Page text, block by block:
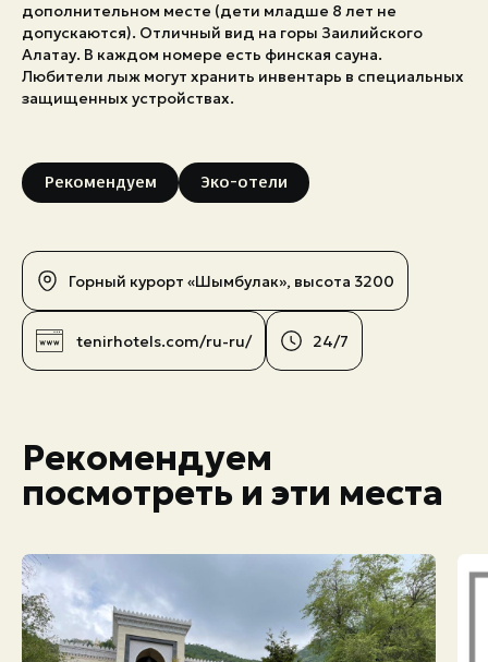
дополнительном месте (дети младше 8 лет не
допускаются). Отличный вид на горы Заилийского
Алатау. В каждом номере есть финская сауна.
Любители лыж могут хранить инвентарь в специальных
защищенных устройствах.
Рекомендуем Эко-отели
Горный курорт «Шымбулак», высота 3200
tenirhotels.com/ru-ru/ 24/7
Рекомендуем
посмотреть и эти места